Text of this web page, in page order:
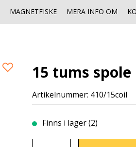
MAGNETFISKE MERA INFO OM
15 tums
Artikelnummer: 410/15coil
Finns i lager (2)